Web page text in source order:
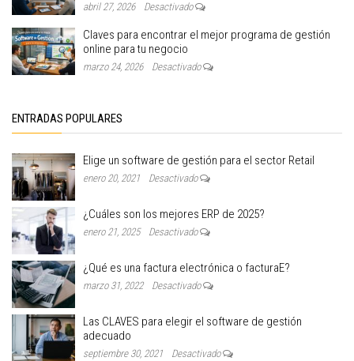
abril 27, 2026 Desactivado
Claves para encontrar el mejor programa de gestión
online para tu negocio
marzo 24, 2026 Desactivado
ENTRADAS POPULARES
Elige un software de gestión para el sector Retail
enero 20, 2021 Desactivado
¿Cuáles son los mejores ERP de 2025?
enero 21, 2025 Desactivado
¿Qué es una factura electrónica o facturaE?
marzo 31, 2022 Desactivado
Las CLAVES para elegir el software de gestión
adecuado
septiembre 30, 2021 Desactivado